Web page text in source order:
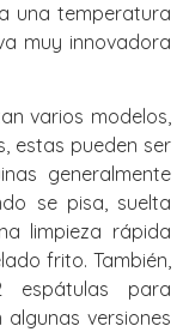
una temperatura
muy innovadora
varios modelos,
estas pueden ser
generalmente
se pisa, suelta
limpieza rápida
frito. También,
espátulas para
versiones